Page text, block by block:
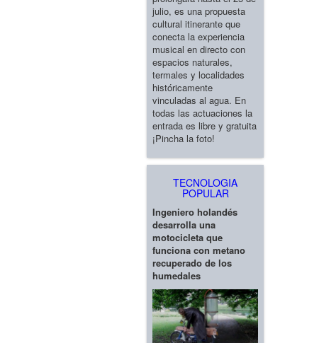
julio, es una propuesta
cultural itinerante que
conecta la experiencia
musical en directo con
espacios naturales,
termales y localidades
históricamente
vinculadas al agua. En
todas las actuaciones la
entrada es libre y gratuita
¡Pincha la foto!
TECNOLOGIA
POPULAR
Ingeniero holandés
desarrolla una
motocicleta que
funciona con metano
recuperado de los
humedales